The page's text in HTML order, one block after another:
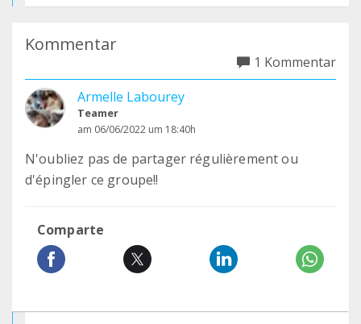
Kommentar
1 Kommentar
Armelle Labourey
Teamer
am 06/06/2022 um 18:40h
N'oubliez pas de partager régulièrement ou
d'épingler ce groupe!!
Comparte